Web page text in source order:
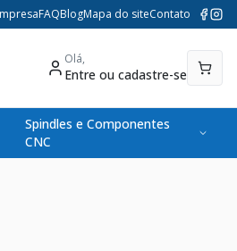
FAQBlogMapa do siteContato
Olá,
Entre ou cadastre-se
Spindles e Componentes
CNC